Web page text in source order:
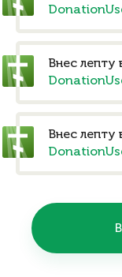
Внес лепту
Внес лепту